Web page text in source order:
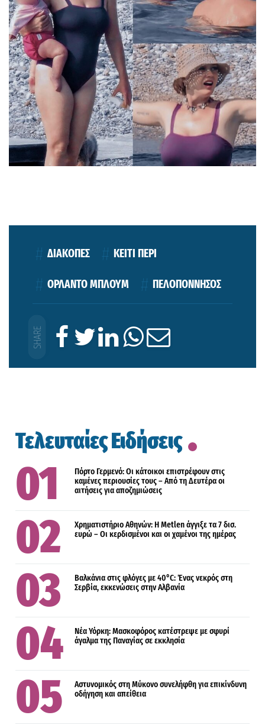
ΔΙΑΚΟΠΕΣ ΚΕΙΤΙ ΠΕΡΙ
ΟΡΛΑΝΤΟ ΜΠΛΟΥΜ ΠΕΛΟΠΟΝΝΗΣΟΣ
Τελευταίες Ειδήσεις
Πόρτο Γερμενό: Οι κάτοικοι επιστρέφουν στις
καμένες περιουσίες τους – Aπό τη Δευτέρα οι
αιτήσεις για αποζημιώσεις
Χρηματιστήριο Αθηνών: Η Metlen άγγιξε τα 7 δισ.
ευρώ – Οι κερδισμένοι και οι χαμένοι της ημέρας
Βαλκάνια στις φλόγες με 40°C: Ένας νεκρός στη
Σερβία, εκκενώσεις στην Αλβανία
Νέα Υόρκη: Μασκοφόρος κατέστρεψε με σφυρί
άγαλμα της Παναγίας σε εκκλησία
Αστυνομικός στη Μύκονο συνελήφθη για επικίνδυνη
οδήγηση και απείθεια